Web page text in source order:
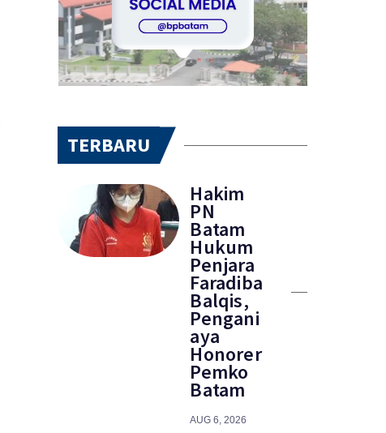
TERBARU
Hakim
PN
Batam
Hukum
Penjara
Faradiba
Balqis,
Pengani
aya
Honorer
Pemko
Batam
AUG 6, 2026